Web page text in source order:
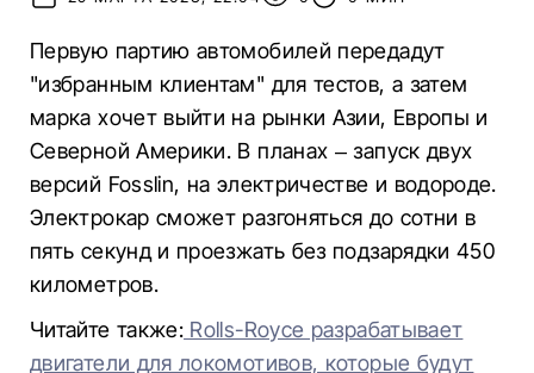
Первую партию автомобилей передадут
"избранным клиентам" для тестов, а затем
марка хочет выйти на рынки Азии, Европы и
Северной Америки. В планах – запуск двух
версий Fosslin, на электричестве и водороде.
Электрокар сможет разгоняться до сотни в
пять секунд и проезжать без подзарядки 450
километров.
Читайте также: Rolls-Royce разрабатывает
двигатели для локомотивов, которые будут